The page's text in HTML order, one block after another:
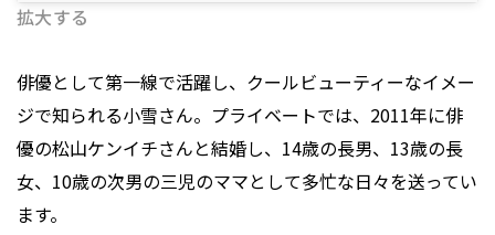
拡大する
俳優として第一線で活躍し、クールビューティーなイメー
ジで知られる小雪さん。プライベートでは、2011年に俳
優の松山ケンイチさんと結婚し、14歳の長男、13歳の長
女、10歳の次男の三児のママとして多忙な日々を送ってい
ます。